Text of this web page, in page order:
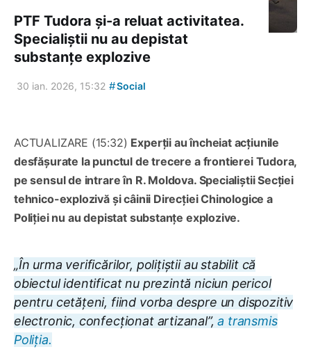
PTF Tudora și-a reluat activitatea.
Specialiștii nu au depistat
substanțe explozive
30 ian. 2026, 15:32 #Social
ACTUALIZARE (15:32) Experții au încheiat acțiunile
desfășurate la punctul de trecere a frontierei Tudora,
pe sensul de intrare în R. Moldova. Specialiștii Secției
tehnico-explozivă și câinii Direcției Chinologice a
Poliției nu au depistat substanțe explozive.
„În urma verificărilor, polițiștii au stabilit că
obiectul identificat nu prezintă niciun pericol
pentru cetățeni, fiind vorba despre un dispozitiv
electronic, confecționat artizanal”,a transmis
Poliția.